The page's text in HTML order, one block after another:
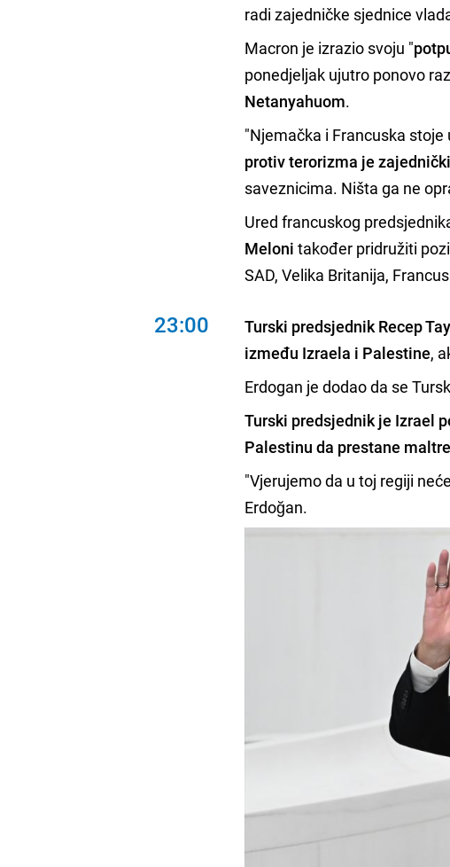
radi zajedničke sjednice
Macron je izrazio svoju "
ponedjeljak ujutro ponovo
Netanyahuom.
"Njemačka i Francuska
protiv terorizma je
saveznicima. Ništa ga ne
Ured francuskog
Meloni također pridružiti
SAD, Velika Britanija,
23:00
Turski predsjednik Recep
između Izraela i Palestine,
Erdogan je dodao da se
Turski predsjednik je Izrael
Palestinu da prestane
"Vjerujemo da u toj regiji
Erdoğan.